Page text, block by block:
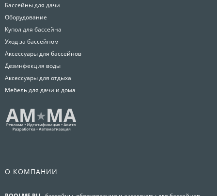
Бассейны для дачи
Оборудование
Купол для бассейна
Уход за бассейном
Аксессуары для бассейнов
Дезинфекция воды
Аксессуары для отдыха
Мебель для дачи и дома
О КОМПАНИИ